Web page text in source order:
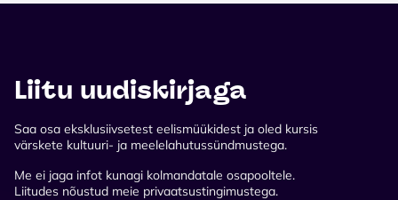
Liitu uudiskirjaga
Saa osa eksklusiivsetest eelismüükidest ja oled kursis
värskete kultuuri- ja meelelahutussündmustega.
Me ei jaga infot kunagi kolmandatale osapooltele.
Liitudes nõustud meie privaatsustingimustega.